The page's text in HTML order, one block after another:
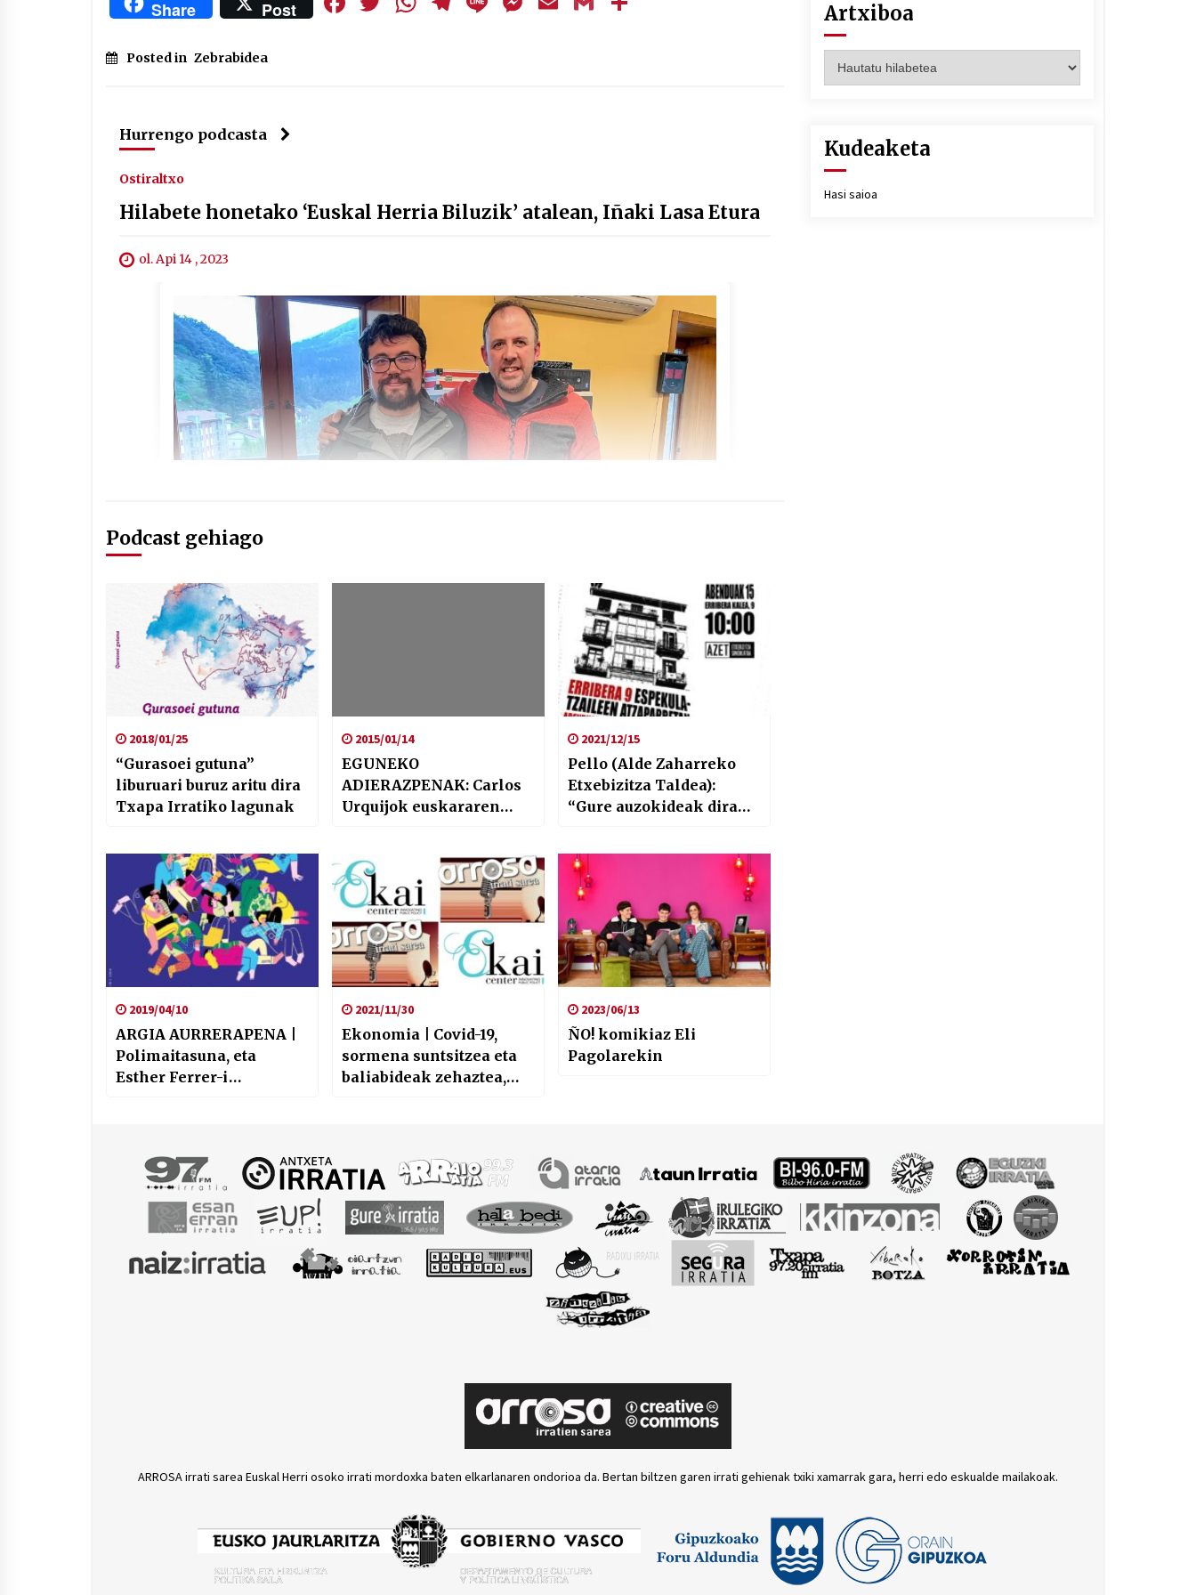
Share Post
Posted in Zebrabidea
Hurrengo podcasta
Ostiraltxo
Hilabete honetako ‘Euskal Herria Biluzik’ atalean, Iñaki Lasa Etura
ol. Api 14 , 2023
Podcast gehiago
2018/01/25
“Gurasoei gutuna”
liburuari buruz aritu dira
Txapa Irratiko lagunak
2015/01/14
EGUNEKO
ADIERAZPENAK: Carlos
Urquijok euskararen
2021/12/15
Pello (Alde Zaharreko
Etxebizitza Taldea):
“Gure auzokideak dira
babesa emateko”
2019/04/10
ARGIA AURRERAPENA |
Polimaitasuna, eta
Esther Ferrer-i
2021/11/30
Ekonomia | Covid-19,
sormena suntsitzea eta
baliabideak zehaztea,
Lehiakortasun
“iraunkorra”
2023/06/13
ÑO! komikiaz Eli
Pagolarekin
Artxiboa
Kudeaketa
Hasi saioa
ARROSA irrati sarea Euskal Herri osoko irrati mordoxka baten elkarlanaren ondorioa da. Bertan biltzen garen irrati gehienak txiki xamarrak gara, herri edo eskualde mailakoak.